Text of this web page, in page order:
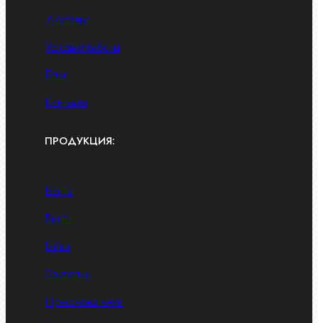
Доставка
Условия работы
Блог
Контакты
ПРОДУКЦИЯ:
Болты
Винты
Гайки
Заклепки
Пресс-масленки